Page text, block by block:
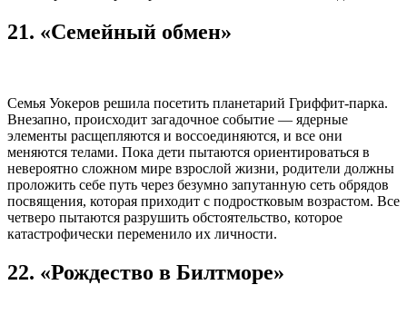
21. «Семейный обмен»
Семья Уокеров решила посетить планетарий Гриффит-парка.
Внезапно, происходит загадочное событие — ядерные
элементы расщепляются и воссоединяются, и все они
меняются телами. Пока дети пытаются ориентироваться в
невероятно сложном мире взрослой жизни, родители должны
проложить себе путь через безумно запутанную сеть обрядов
посвящения, которая приходит с подростковым возрастом. Все
четверо пытаются разрушить обстоятельство, которое
катастрофически переменило их личности.
22. «Рождество в Билтморе»